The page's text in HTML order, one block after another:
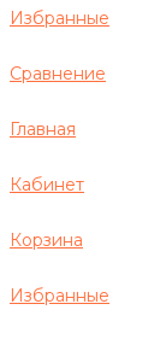
Избранные
Сравнение
Главная
Кабинет
Корзина
Избранные